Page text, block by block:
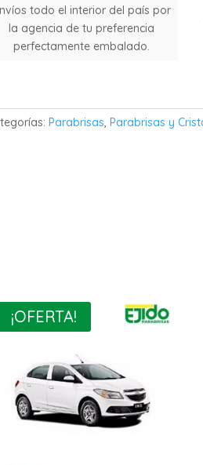
todo el interior del país por
la agencia de tu preferencia
perfectamente embalado.
Parabrisas,Parabrisas y
¡OFERTA!